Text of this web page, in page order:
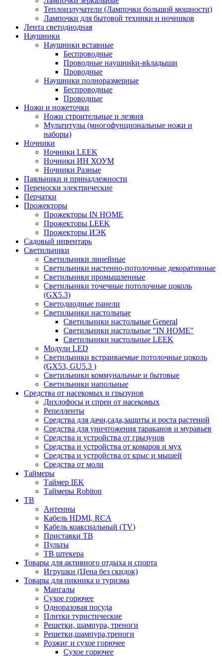
Теплоизлучатели (Лампочки большой мощности)
Лампочки для бытовой техники и ночников
Лента светодиодная
Наушники
Наушники вставные
Беспроводные
Пpoвoдныe нayшниkи-вkлaдыши
Проводные
Наушники полноразмерные
Беспроводные
Проводные
Ножи и ножеточки
Ножи строительные и лезвия
Мультитулы (многофунциональные ножи и
наборы)
Ночники
Ночники LEEK
Ночники ИН ХОУМ
Ночники Разные
Паяльники и принадлежности
Переноски электрические
Перчатки
Прожекторы
Прожекторы IN HOME
Прожекторы LEEK
Прожекторы ИЭК
Садовый инвентарь
Светильники
Светильники линейные
Светильники настенно-потолочные декоративные
Светильники промышленные
Светильники точечные потолочные цоколь
(GX5.3)
Светодиодные панели
Cветильники настольные
Светильники настольные General
Светильники настольные "IN HOME"
Светильники настольные LEEK
Модули LED
Светильники встраиваемые потолочные цоколь
(GX53, GU5.3 )
Светильники коммунальные и бытовые
Светильники напольные
Средства от насекомых и грызунов
Дихлофосы и спреи от насекомых
Репелленты
Средства для дачи,сада,защиты и роста растений
Средства для уничтожения тараканов и муравьев
Средства и устройства от грызунов
Средства и устройства от комаров и мух
Средства и устройства от крыс и мышей
Средства от моли
Таймеры
Таймер IEK
Таймеры Robiton
ТВ
Антенны
Кабель HDMI, RCA
Кабель коаксиальный (TV)
Приставки ТВ
Пульты
ТВ штекера
Товары для активного отдыха и спорта
Игрушки (Цена без скидок)
Товары для пикника и туризма
Мангалы
Сухое горючее
Одноразовая посуда
Плитки туристические
Решетки, шампура, треноги
Решетки,шампура,треноги
Розжиг и сухое горючее
Сухое горючее